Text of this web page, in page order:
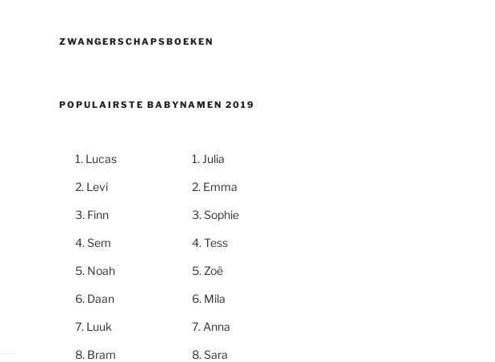
ZWANGERSCHAPSBOEKEN
POPULAIRSTE BABYNAMEN 2019
Lucas
Levi
Finn
Sem
Noah
Daan
Luuk
Bram
Julia
Emma
Sophie
Tess
Zoë
Mila
Anna
Sara